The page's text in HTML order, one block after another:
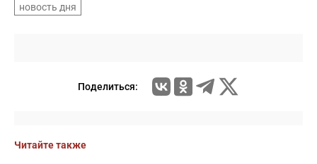
новость дня
Поделиться:
Читайте также